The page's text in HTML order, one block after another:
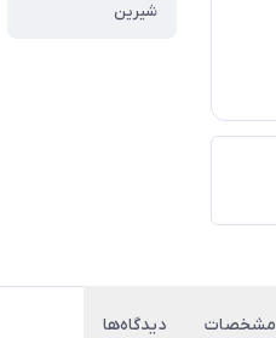
شیرین
مشخصات دیدگاه‌ها